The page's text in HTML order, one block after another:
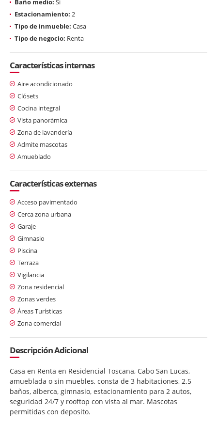
Baño medio: Si
Estacionamiento: 2
Tipo de inmueble: Casa
Tipo de negocio: Renta
Características internas
Aire acondicionado
Clósets
Cocina integral
Vista panorámica
Zona de lavandería
Admite mascotas
Amueblado
Características externas
Acceso pavimentado
Cerca zona urbana
Garaje
Gimnasio
Piscina
Terraza
Vigilancia
Zona residencial
Zonas verdes
Áreas Turísticas
Zona comercial
Descripción Adicional
Casa en Renta en Residencial Toscana, Cabo San Lucas,
amueblada o sin muebles, consta de 3 habitaciones, 2.5
baños, alberca, gimnasio, estacionamiento para 2 autos,
seguridad 24/7 y rooftop con vista al mar. Mascotas
permitidas con deposito.